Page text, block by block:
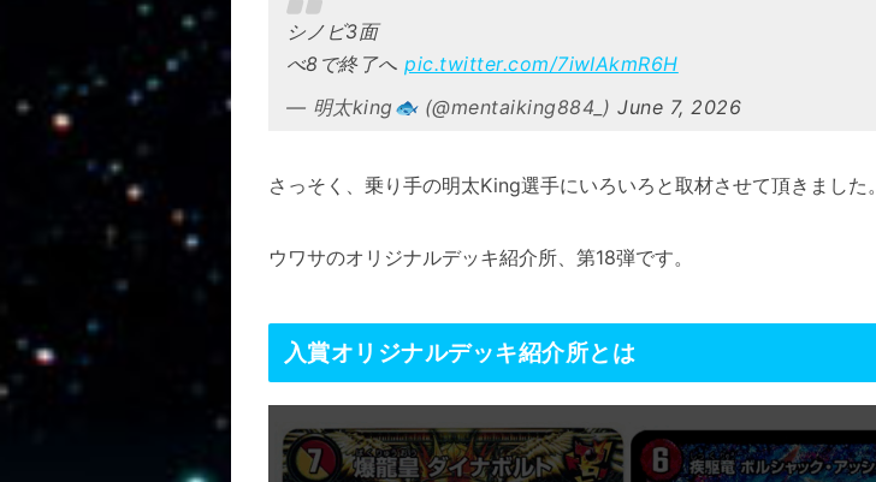
シノビ3面
べ8で終了へpic.twitter.com/7iwIAkmR6H
— 明太king🐟 (@mentaiking884_)June 7, 2026
さっそく、乗り手の明太King選手にいろいろと取材させて頂きました。
ウワサのオリジナルデッキ紹介所、第18弾です。
入賞オリジナルデッキ紹介所とは